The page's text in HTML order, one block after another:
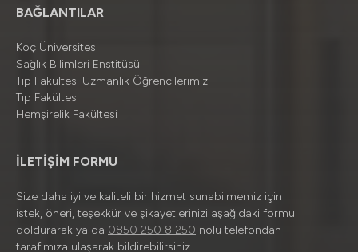
BAĞLANTILAR
Koç Üniversitesi
Sağlık Bilimleri Enstitüsü
Tıp Fakültesi Uzmanlık Öğrencilerimiz
Tıp Fakültesi
Hemşirelik Fakültesi
İLETİŞİM FORMU
Size daha iyi ve kaliteli bir hizmet sunabilmemiz için
istek, öneri, teşekkür ve şikayetlerinizi aşağıdaki formu
doldurarak ya da 0850 250 8 250 nolu telefondan
tarafımıza ulaşarak bildirebilirsiniz.